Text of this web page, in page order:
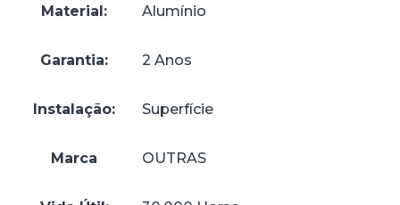
Material: Alumínio
Garantia: 2 Anos
Instalação: Superfície
Marca OUTRAS